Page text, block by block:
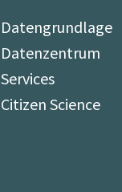
Datengrundlage
Datenzentrum
Services
Citizen Science